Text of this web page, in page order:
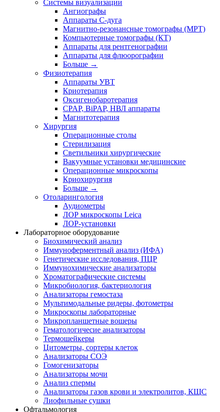
Системы визуализации
Ангиографы
Аппараты C-дуга
Магнитно-резонансные томографы (МРТ)
Компьютерные томографы (КТ)
Аппараты для рентгенографии
Аппараты для флюорографии
Больше →
Физиотерапия
Аппараты УВТ
Криотерапия
Оксигенобаротерапия
CPAP, BiPAP, НВЛ аппараты
Магнитотерапия
Хирургия
Операционные столы
Стерилизация
Светильники хирургические
Вакуумные установки медицинские
Операционные микроскопы
Криохирургия
Больше →
Отоларингология
Аудиометры
ЛОР микроскопы Leica
ЛОР-установки
Лабораторное оборудование
Биохимический анализ
Иммуноферментный анализ (ИФА)
Генетические исследования, ПЦР
Иммунохимические анализаторы
Хроматографические системы
Микробиология, бактериология
Анализаторы гемостаза
Мультимодальные ридеры, фотометры
Микроскопы лабораторные
Микропланшетные вошеры
Гематологичесие анализаторы
Термошейкеры
Цитометры, сортеры клеток
Анализаторы СОЭ
Гомогенизаторы
Анализаторы мочи
Анализ спермы
Анализаторы газов крови и электролитов, КЩС
Лиофильные сушки
Офтальмология